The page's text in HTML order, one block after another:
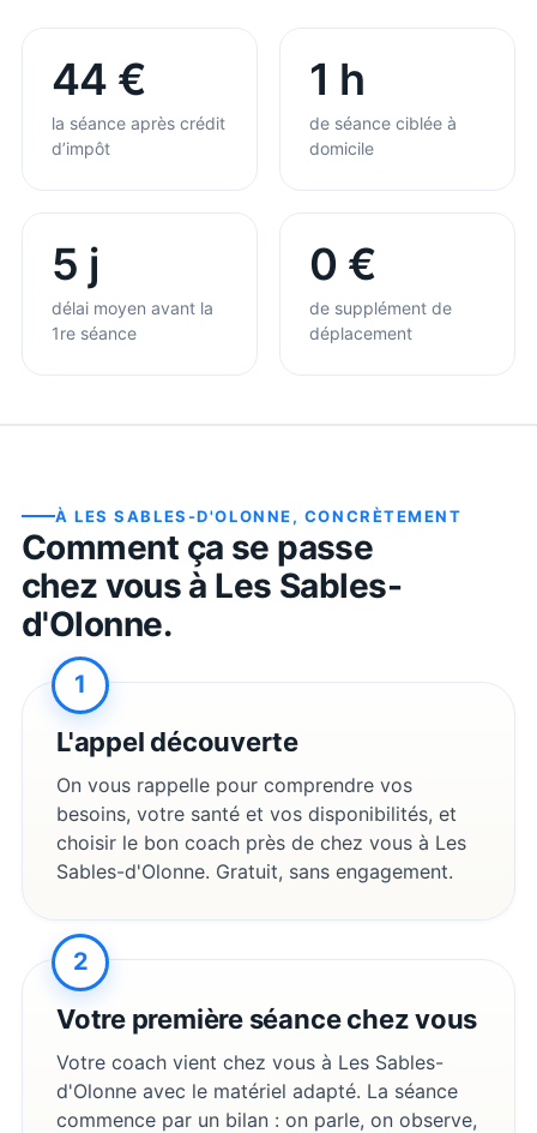
44 €
la séance après crédit
d’impôt
1 h
de séance ciblée à
domicile
5 j
délai moyen avant la
1re séance
0 €
de supplément de
déplacement
ÀLES SABLES-D'OLONNE, CONCRÈTEMENT
Comment ça se passe
chez vous à Les Sables-
d'Olonne.
1
L'appel découverte
On vous rappelle pour comprendre vos
besoins, votre santé et vos disponibilités, et
choisir le bon coach près de chez vous à Les
Sables-d'Olonne. Gratuit, sans engagement.
2
Votre première séance chez vous
Votre coach vient chez vous à Les Sables-
d'Olonne avec le matériel adapté. La séance
commence par un bilan : on parle, on observe,